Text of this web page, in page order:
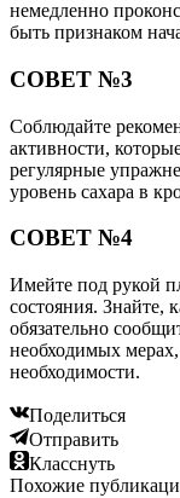
немедленно
быть признаком
СОВЕТ №3
Соблюдайте
активности,
регулярные
уровень сахара в
СОВЕТ №4
Имейте под рукой
состояния. Знайте,
обязательно
необходимых
необходимости.
Поделиться
Отправить
Класснуть
Похожие